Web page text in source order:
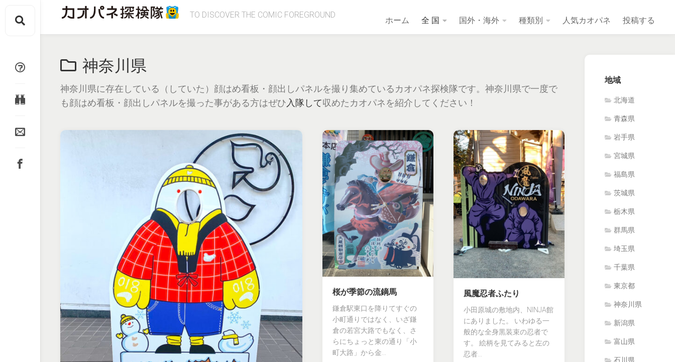
content
TO DISCOVER THE COMIC FOREGROUND
ホーム 全 国 国外・海外 種類別 人気カオパネ 投稿する
神奈川県
神奈川県に存在している（していた）顔はめ看板・顔出しパネルを撮り集めているカオパネ探検隊です。神奈川県で一度で
も顔はめ看板・顔出しパネルを撮った事がある方はぜひ 入隊して収めたカオパネを紹介してください！
桜が季節の流鏑馬
鎌倉駅東口を降りてすぐの
小町通りではなく、いざ鎌
倉の若宮大路でもなく、さ
らにちょっと東の通り「小
町大路」から金...
風魔忍者ふたり
小田原城の敷地内、NINJA館
にありました。 いわゆる一
般的な全身黒装束の忍者で
す。 絵柄を見てみると左の
忍者...
地域
北海道
青森県
岩手県
宮城県
福島県
茨城県
栃木県
群馬県
埼玉県
千葉県
東京都
神奈川県
新潟県
富山県
石川県